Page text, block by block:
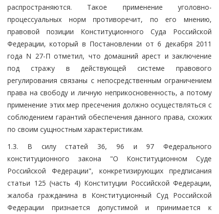
распространяются. Такое применение уголовно-
процессуальных норм противоречит, по его мнению,
правовой позиции Конституционного Суда Российской
Федерации, который в Постановлении от 6 декабря 2011
года N 27-П отметил, что домашний арест и заключение
под стражу в действующей системе правового
регулирования связаны с непосредственным ограничением
права на свободу и личную неприкосновенность, а потому
применение этих мер пресечения должно осуществляться с
соблюдением гарантий обеспечения данного права, схожих
по своим сущностным характеристикам.
1.3. В силу статей 36, 96 и 97 Федерального
конституционного закона "О Конституционном Суде
Российской Федерации", конкретизирующих предписания
статьи 125 (часть 4) Конституции Российской Федерации,
жалоба гражданина в Конституционный Суд Российской
Федерации признается допустимой и принимается к